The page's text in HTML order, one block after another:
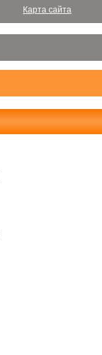
Карта сайта